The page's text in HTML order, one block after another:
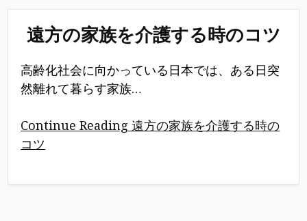
遠方の家族を介護する時のコツ
高齢化社会に向かっている日本では、ある日突
然離れて暮らす家族…
Continue Reading 遠方の家族を介護する時の
コツ